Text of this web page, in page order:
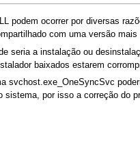
podem ocorrer por diversas
com uma versão
seria a instalação ou
baixados estarem
svchost.exe_OneSyncSvc
sistema, por isso a correção do